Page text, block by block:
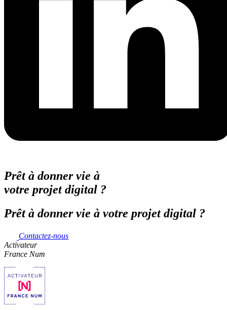
Prêt à donner vie à
votre projet digital ?
Prêt à donner vie à votre projet digital ?
Contactez-nous
Activateur
France Num